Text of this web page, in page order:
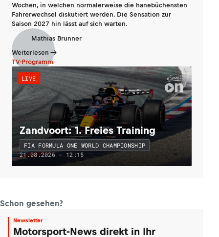
Wochen, in welchen normalerweise die hanebüchensten
Fahrerwechsel diskutiert werden. Die Sensation zur
Saison 2027 hin lässt auf sich warten.
Mathias Brunner
Weiterlesen
TV-Programm
LIVE
Zandvoort: 1. Freies Training
FIA FORMULA ONE WORLD CHAMPIONSHIP
21.08.2026 - 12:15
Schon gesehen?
Newsletter
Motorsport-News direkt in Ihr